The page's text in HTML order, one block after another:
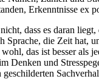
Erkenntnisse ex
dass es daran
die Zeit
das ist besser
und